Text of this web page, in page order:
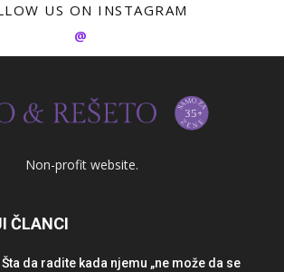
US ON INSTAGRAM
@
Non-profit website.
ČLANCI
Šta da radite kada njemu „ne može da se